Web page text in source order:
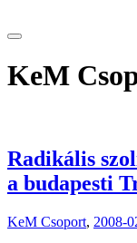
KeM
Radikális
a budapesti
KeM Csoport, 2008-